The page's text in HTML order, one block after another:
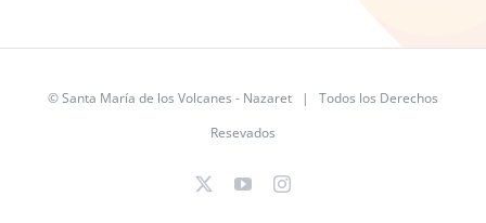
©Santa María de los Volcanes - Nazaret | Todos los Derechos
Resevados
YouTubeInstagram